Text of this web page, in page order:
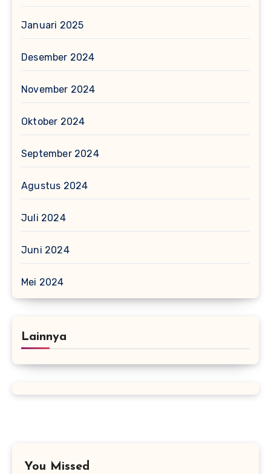
Januari 2025
Desember 2024
November 2024
Oktober 2024
September 2024
Agustus 2024
Juli 2024
Juni 2024
Mei 2024
Lainnya
You Missed